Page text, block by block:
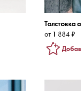
Толстовка
от 1 884 ₽